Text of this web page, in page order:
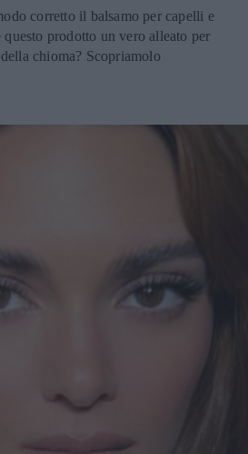
corretto il balsamo per capelli e
questo prodotto un vero alleato per
chioma? Scopriamolo